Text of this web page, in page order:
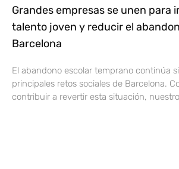
Grandes empresas se unen para
talento joven y reducir el
Barcelona
El abandono escolar temprano continúa
principales retos sociales de Barcelona.
contribuir a revertir esta situación,